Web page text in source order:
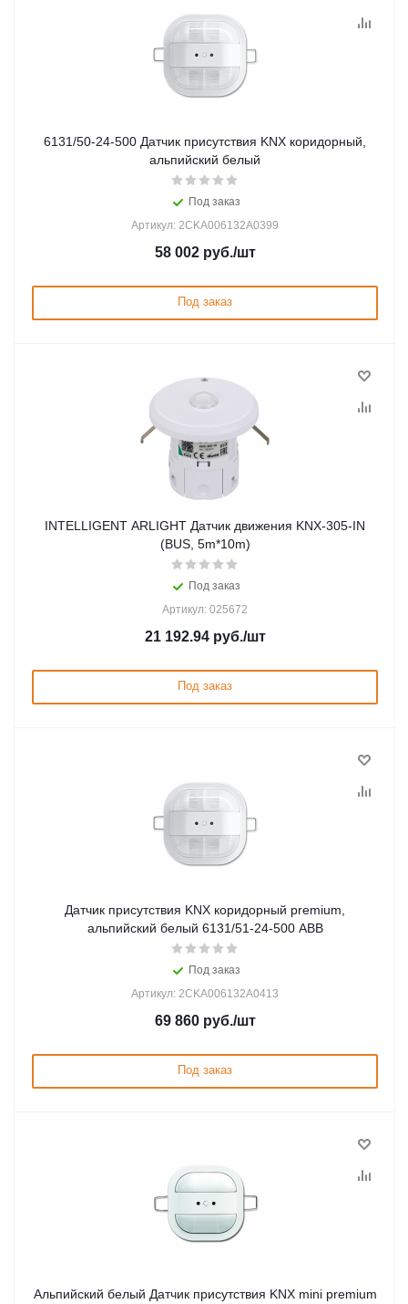
6131/50-24-500 Датчик присутствия KNX коридорный,
альпийский белый
Под заказ
Артикул: 2CKA006132A0399
58 002руб./шт
Под заказ
INTELLIGENT ARLIGHT Датчик движения KNX-305-IN
(BUS, 5m*10m)
Под заказ
Артикул: 025672
21 192.94руб./шт
Под заказ
Датчик присутствия KNX коридорный premium,
альпийский белый 6131/51-24-500 ABB
Под заказ
Артикул: 2CKA006132A0413
69 860руб./шт
Под заказ
Альпийский белый Датчик присутствия KNX mini premium